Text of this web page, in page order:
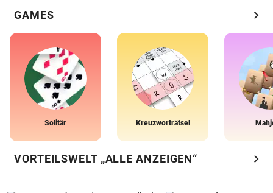
GAMES chevron_right
Solitär Kreuzworträtsel
VORTEILSWELT „ALLE ANZEIGEN“ chevron_right